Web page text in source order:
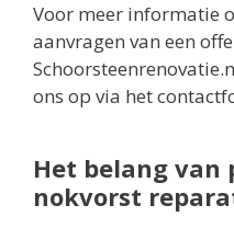
Voor meer informatie
aanvragen van een
ons op via het
Het belang van
nokvorst